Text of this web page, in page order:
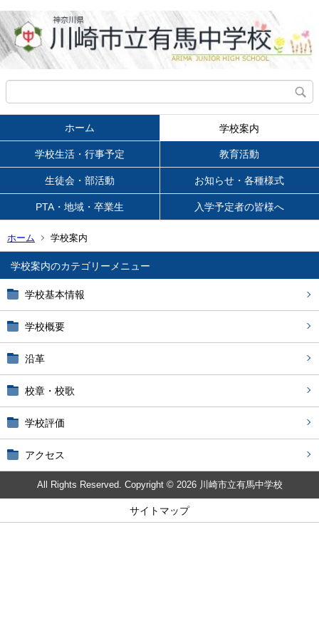
ホーム 学校案内
学校生活・行事予定 教育活動
生徒会・部活動 お知らせ・各種様式
PTA・地域・卒業生 入学予定者の皆様へ
ホーム 学校案内
学校案内
学校基本情報
学校概要
沿革
校章・校歌
学校評価
アクセス
All Rights Reserved. Copyright © 2026 川崎市立有馬中学校
サイトマップ